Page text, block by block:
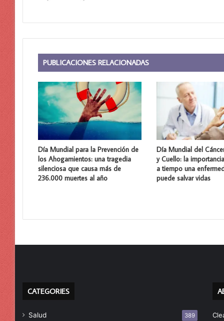
PUBLICACIONES RELACIONADAS
Día Mundial para la Prevención de
los Ahogamientos: una tragedia
silenciosa que causa más de
236.000 muertes al año
Día Mundial del
y Cuello: la
a tiempo una
puede salvar vidas
CATEGORIES
Salud 389